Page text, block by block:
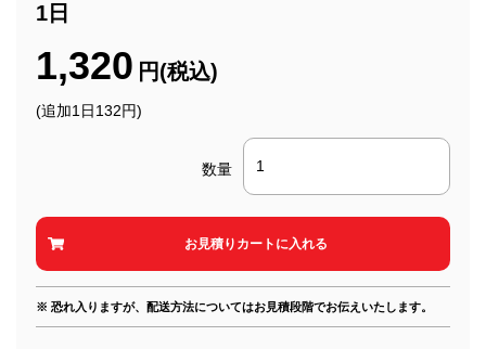
1日
1,320 円(税込)
(追加1日132円)
数量
※ 恐れ入りますが、配送方法についてはお見積段階でお伝えいたします。